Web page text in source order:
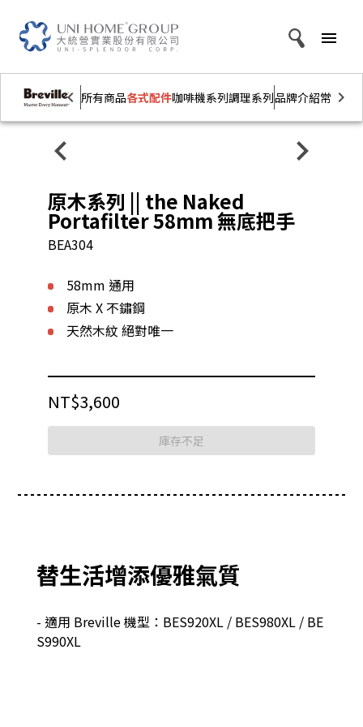
menu
所有商品各式配件咖啡機系列調理系列品牌介紹常見問
chevron_left chevron_right
chevron_left chevron_right
原木系列 || the Naked
Portafilter 58mm 無底把手
BEA304
58mm 通用
原木 X 不鏽鋼
天然木紋 絕對唯一
NT$3,600
庫存不足
替生活增添優雅氣質
- 適用 Breville 機型：BES920XL / BES980XL / BE
S990XL